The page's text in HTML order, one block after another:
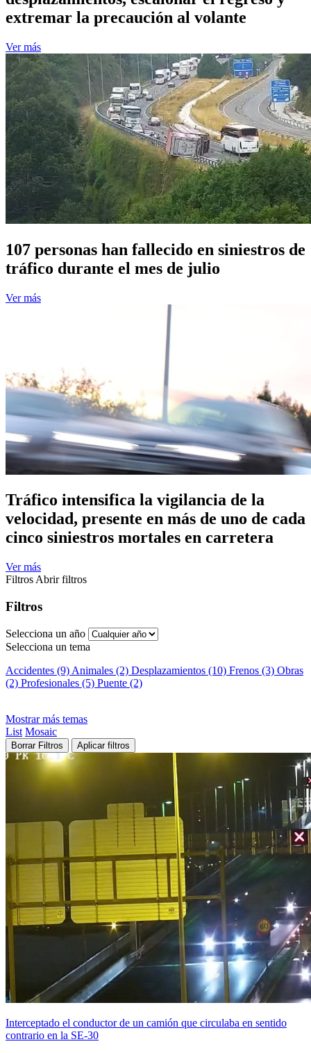
extremar la precaución al volante
Ver más
107 personas han fallecido en siniestros de
tráfico durante el mes de julio
Ver más
Tráfico intensifica la vigilancia de la
velocidad, presente en más de uno de cada
cinco siniestros mortales en carretera
Ver más
Filtros Abrir filtros
Filtros
Selecciona un año
Selecciona un tema
Accidentes (9) Animales (2) Desplazamientos (10) Frenos (3) Obras
(2) Profesionales (5) Puente (2)
Mostrar más temas
List Mosaic
Borrar Filtros Aplicar filtros
Interceptado el conductor de un camión que circulaba en sentido
contrario en la SE-30